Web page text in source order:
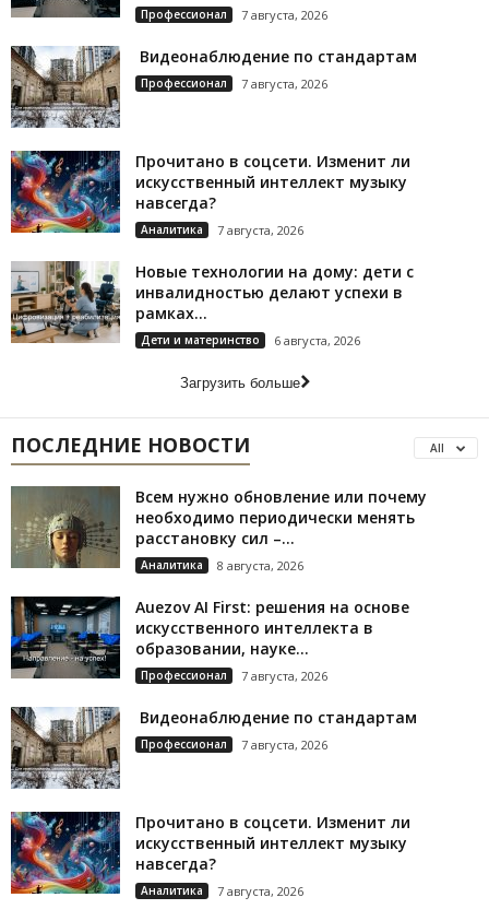
Профессионал 7 августа, 2026
Видеонаблюдение по стандартам
Профессионал 7 августа, 2026
Прочитано в соцсети. Изменит ли
искусственный интеллект музыку
навсегда?
Аналитика 7 августа, 2026
Новые технологии на дому: дети с
инвалидностью делают успехи в
рамках...
Дети и материнство 6 августа, 2026
Загрузить больше
ПОСЛЕДНИЕ НОВОСТИ All
Всем нужно обновление или почему
необходимо периодически менять
расстановку сил –...
Аналитика 8 августа, 2026
Auezov AI First: решения на основе
искусственного интеллекта в
образовании, науке...
Профессионал 7 августа, 2026
Видеонаблюдение по стандартам
Профессионал 7 августа, 2026
Прочитано в соцсети. Изменит ли
искусственный интеллект музыку
навсегда?
Аналитика 7 августа, 2026